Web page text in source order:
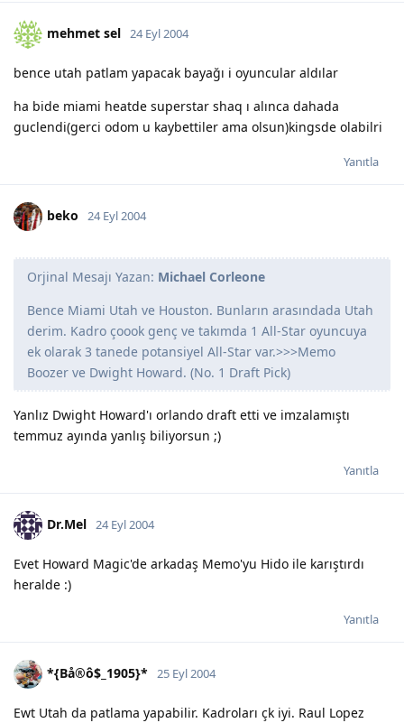
mehmet sel 24 Eyl 2004
bence utah patlam yapacak bayağı i oyuncular aldılar
ha bide miami heatde superstar shaq ı alınca dahada
guclendi(gerci odom u kaybettiler ama olsun)kingsde olabilri
Yanıtla
beko 24 Eyl 2004
Orjinal Mesajı Yazan: Michael Corleone
Bence Miami Utah ve Houston. Bunların arasındada Utah
derim. Kadro çoook genç ve takımda 1 All-Star oyuncuya
ek olarak 3 tanede potansiyel All-Star var.>>>Memo
Boozer ve Dwight Howard. (No. 1 Draft Pick)
Yanlız Dwight Howard'ı orlando draft etti ve imzalamıştı
temmuz ayında yanlış biliyorsun ;)
Yanıtla
Dr.Mel 24 Eyl 2004
Evet Howard Magic'de arkadaş Memo'yu Hido ile karıştırdı
heralde :)
Yanıtla
*{Bå®ô$_1905}* 25 Eyl 2004
Ewt Utah da patlama yapabilir. Kadroları çk iyi. Raul Lopez